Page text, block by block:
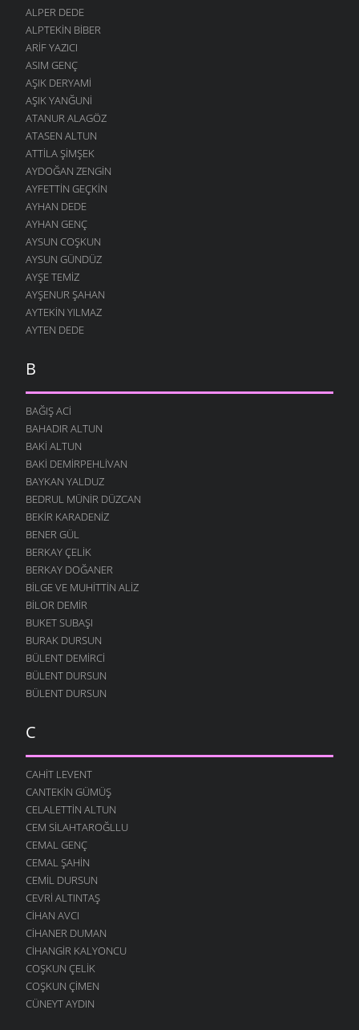
ALPER DEDE
ALPTEKIN BIBER
ARIF YAZICI
ASIM GENÇ
AŞIK DERYAMI
AŞIK YANĞUNI
ATANUR ALAGÖZ
ATASEN ALTUN
ATTILA ŞIMŞEK
AYDOĞAN ZENGIN
AYFETTIN GEÇKIN
AYHAN DEDE
AYHAN GENÇ
AYSUN COŞKUN
AYSUN GÜNDÜZ
AYŞE TEMIZ
AYŞENUR ŞAHAN
AYTEKIN YILMAZ
AYTEN DEDE
B
BAĞIŞ ACI
BAHADIR ALTUN
BAKI ALTUN
BAKI DEMIRPEHLIVAN
BAYKAN YALDUZ
BEDRUL MÜNIR DÜZCAN
BEKIR KARADENIZ
BENER GÜL
BERKAY ÇELIK
BERKAY DOĞANER
BILGE VE MUHITTIN ALIZ
BILOR DEMIR
BUKET SUBAŞI
BURAK DURSUN
BÜLENT DEMIRCI
BÜLENT DURSUN
BÜLENT DURSUN
C
CAHIT LEVENT
CANTEKIN GÜMÜŞ
CELALETTIN ALTUN
CEM SILAHTAROĞLLU
CEMAL GENÇ
CEMAL ŞAHIN
CEMIL DURSUN
CEVRI ALTINTAŞ
CIHAN AVCI
CIHANER DUMAN
CIHANGIR KALYONCU
COŞKUN ÇELIK
COŞKUN ÇIMEN
CÜNEYT AYDIN